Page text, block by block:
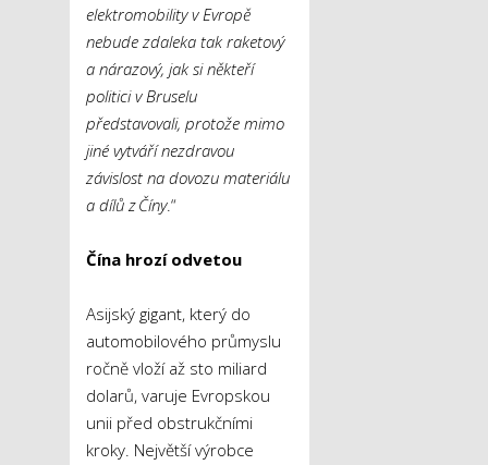
elektromobility v Evropě
nebude zdaleka tak raketový
a nárazový, jak si někteří
politici v Bruselu
představovali, protože mimo
jiné vytváří nezdravou
závislost na dovozu materiálu
a dílů z Číny.“
Čína hrozí odvetou
Asijský gigant, který do
automobilového průmyslu
ročně vloží až sto miliard
dolarů, varuje Evropskou
unii před obstrukčními
kroky. Největší výrobce